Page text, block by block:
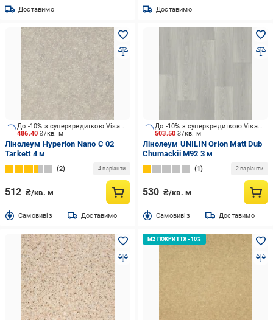
Доставимо Доставимо
486.40₴/кв. м
До -10% з суперкредиткою Visa Вигода
Лінолеум Hyperion Nano C 02
Tarkett 4 м
2 4 варіанти
512 ₴/кв. м
Cамовивіз Доставимо
503.50₴/кв. м
До -10% з суперкредиткою Visa Вигода
Лінолеум UNILIN Orion Matt Dub
Chumackii M92 3 м
1 2 варіанти
530 ₴/кв. м
Cамовивіз Доставимо